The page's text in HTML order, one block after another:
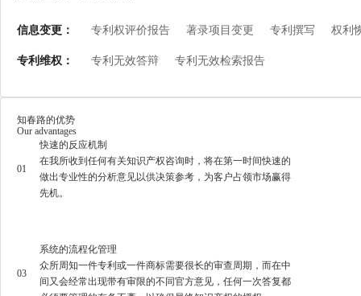
信息变更： 专利权评价报告 著录项目变更 专利撰写 权利
专利维权： 专利无效答辩 专利无效检索报告
知春路的优势
Our advantages
01
快速的反应机制
在我所收到任何有关知识产权咨询时，将在第一时间快速的
做出专业性的分析意见以供决策参考，为客户占领市场赢得
先机。
03
系统的流程化管理
众所周知一件专利或一件商标需要很长的审查周期，而在中
间又会经常出现带有审限的不同官方意见，任何一次答复都